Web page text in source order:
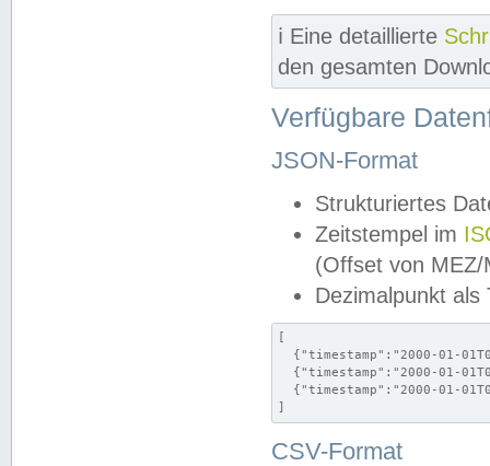
ℹ️ Eine detaillierte
den gesamten
Verfügbare
JSON-Format
Strukturiertes
Zeitstempel im
(Offset von MEZ/
Dezimalpunkt als
[
{"timestamp":"2000-01-
{"timestamp":"2000-01-
{"timestamp":"2000-01-
]
CSV-Format